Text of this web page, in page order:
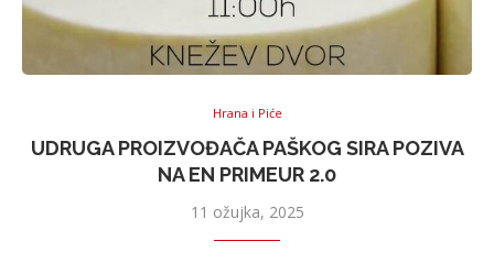
Hrana i Piće
UDRUGA PROIZVOĐAČA PAŠKOG SIRA POZIVA
NA EN PRIMEUR 2.0
11 ožujka, 2025